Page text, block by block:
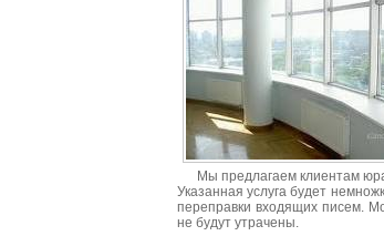
Мы предлагаем клиентам
Указанная услуга будет
переправки входящих писем.
не будут утрачены.